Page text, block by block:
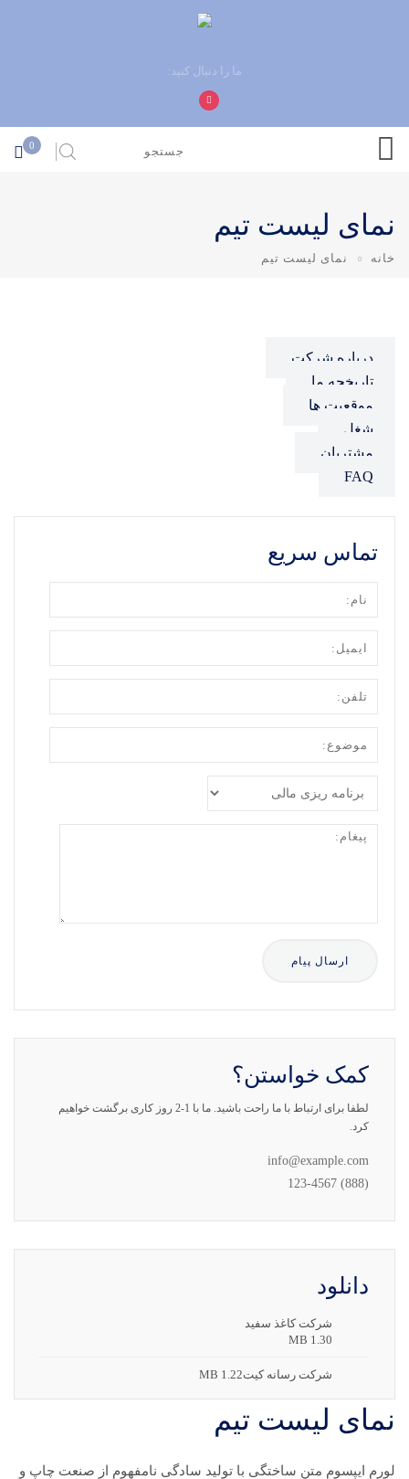
ما را دنبال کنید:
نمای لیست تیم
خانه نمای لیست تیم
درباره شرکت
تاریخچه ما
موقعیت ها
شغل
مشتریان
FAQ
تماس سریع
کمک خواستن؟
لطفا برای ارتباط با ما راحت باشید. ما با 1-2 روز کاری برگشت خواهیم
کرد.
info@example.com
دانلود
شرکت کاغذ سفید
1.30 MB
شرکت رسانه کیت1.22 MB
نمای لیست تیم
لورم ایپسوم متن ساختگی با تولید سادگی نامفهوم از صنعت چاپ و